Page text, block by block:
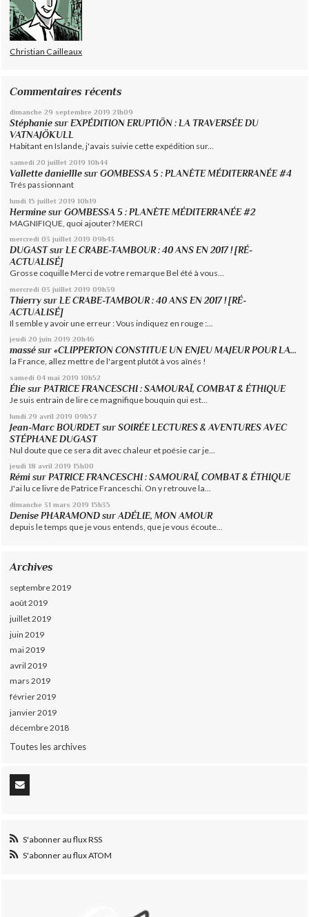
Christian Cailleaux
Commentaires récents
dimanche 29 septembre 2019 21h09
Stéphanie surEXPÉDITION ERUPTIÖN : LA TRAVERSÉE DU
VATNAJÖKULL
Habitant en Islande, j'avais suivie cette expédition sur...
samedi 20 juillet 2019 10h44
Vallette daniellle surGOMBESSA 5 : PLANÈTE MÉDITERRANÉE #4
Trés passionnant
lundi 15 juillet 2019 10h19
Hermine surGOMBESSA 5 : PLANÈTE MÉDITERRANÉE #2
MAGNIFIQUE, quoi ajouter? MERCI
mercredi 03 juillet 2019 09h43
DUGASTsurLE CRABE-TAMBOUR : 40 ANS EN 2017 ! [RÉ-
ACTUALISÉ]
Grosse coquille Merci de votre remarque Bel été à vous...
mercredi 03 juillet 2019 09h39
Thierry sur LE CRABE-TAMBOUR : 40 ANS EN 2017 ! [RÉ-
ACTUALISÉ]
Il semble y avoir une erreur : Vous indiquez en rouge :...
jeudi 20 juin 2019 20h46
massé sur«CLIPPERTON CONSTITUE UN ENJEU MAJEUR POUR LA...
la France, allez mettre de l'argent plutôt à vos aînés !
samedi 04 mai 2019 10h52
Élie surPATRICE FRANCESCHI : SAMOURAÏ, COMBAT & ÉTHIQUE
Je suis entrain de lire ce magnifique bouquin qui est...
lundi 29 avril 2019 09h57
Jean-Marc BOURDETsurSOIRÉE LECTURES & AVENTURES AVEC
STÉPHANE DUGAST
Nul doute que ce sera dit avec chaleur et poésie car je...
jeudi 18 avril 2019 15h00
Rémi surPATRICE FRANCESCHI : SAMOURAÏ, COMBAT & ÉTHIQUE
J'ai lu ce livre de Patrice Franceschi. On y retrouve la...
dimanche 31 mars 2019 15h35
Denise PHARAMOND surADÉLIE, MON AMOUR
depuis le temps que je vous entends, que je vous écoute...
Archives
septembre 2019
août 2019
juillet 2019
juin 2019
mai 2019
avril 2019
mars 2019
février 2019
janvier 2019
décembre 2018
Toutes les archives
S'abonner au flux RSS
S'abonner au flux ATOM